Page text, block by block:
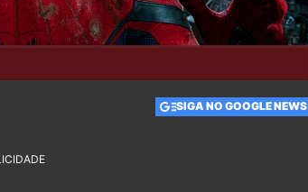
SIGA NO GOOGLE NEWS